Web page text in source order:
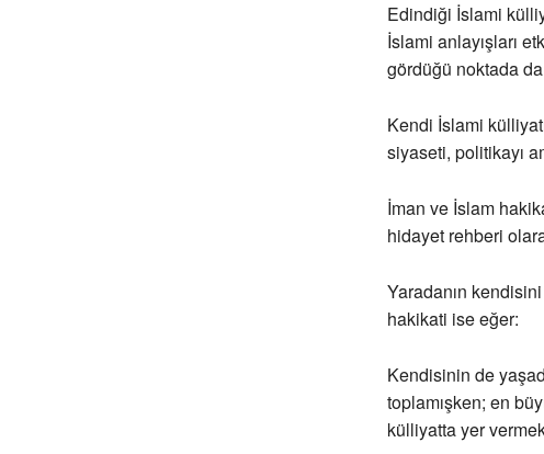
Edindiği İslami
İslami anlayışları
gördüğü noktada
Kendi İslami
siyaseti, politikayı
İman ve İslam
hidayet rehberi
Yaradanın
hakikati ise eğer:
Kendisinin de
toplamışken; en
külliyatta yer